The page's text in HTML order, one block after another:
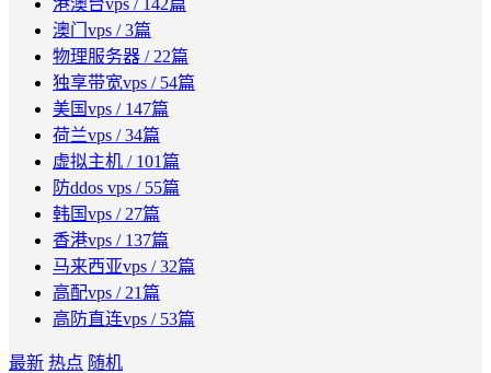
澳门vps / 3篇
物理服务器 / 22篇
独享带宽vps / 54篇
美国vps / 147篇
荷兰vps / 34篇
虚拟主机 / 101篇
防ddos vps / 55篇
韩国vps / 27篇
香港vps / 137篇
马来西亚vps / 32篇
高配vps / 21篇
高防直连vps / 53篇
最新 热点 随机